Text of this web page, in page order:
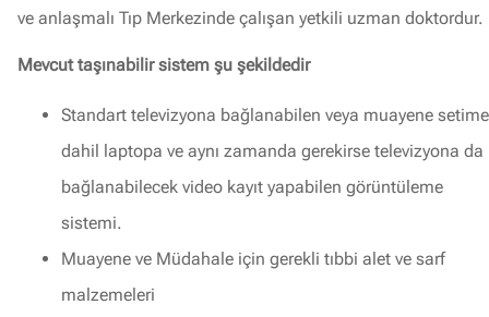
ve anlaşmalı Tıp Merkezinde çalışan yetkili uzman doktordur.
Mevcut taşınabilir sistem şu şekildedir
Standart televizyona bağlanabilen veya muayene setime
dahil laptopa ve aynı zamanda gerekirse televizyona da
bağlanabilecek video kayıt yapabilen görüntüleme
sistemi.
Muayene ve Müdahale için gerekli tıbbi alet ve sarf
malzemeleri